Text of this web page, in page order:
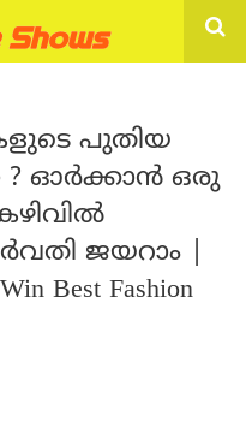
പുതിയ
ഓർക്കാൻ ഒരു
ജയറാം |
Best Fashion